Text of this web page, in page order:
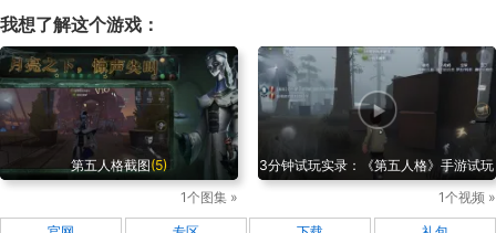
我想了解这个游戏：
第五人格截图(5)
1个图集 »
3分钟试玩实录：《第五人格》手游试玩
1个视频 »